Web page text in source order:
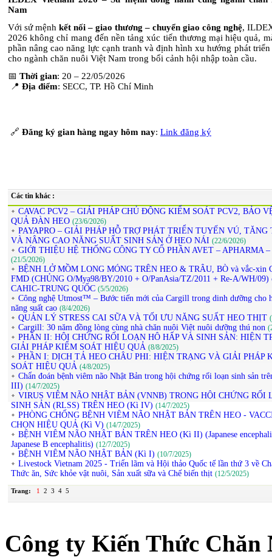
Nam
Với sứ mệnh kết nối – giao thương – chuyển giao công nghệ,
2026 không chỉ mang đến nền tảng xúc tiến thương mại hiệu quả,
phần nâng cao năng lực cạnh tranh và định hình xu hướng phát
cho ngành chăn nuôi Việt Nam trong bối cảnh hội nhập toàn cầu.
📅 Thời gian: 20 – 22/05/2026
📍 Địa điểm: SECC, TP. Hồ Chí Minh
🔗 Đăng ký gian hàng ngay hôm nay: Link đăng ký
Các tin khác :
CAVAC PCV2 – GIẢI PHÁP CHỦ ĐỘNG KIỂM SOÁT PCV2, BẢO
QUẢ ĐÀN HEO (23/6/2026)
PAYAPRO – GIẢI PHÁP HỖ TRỢ PHÁT TRIỂN TUYẾN VÚ, TĂNG
VÀ NÂNG CAO NĂNG SUẤT SINH SẢN Ở HEO NÁI (22/6/2026)
GIỚI THIỆU HỆ THỐNG CÔNG TY CỔ PHẦN AVET – APHARMA
(21/5/2026)
BỆNH LỞ MỒM LONG MÓNG TRÊN HEO & TRÂU, BÒ và vắc-xin
FMD (CHỦNG O/Mya98/BY/2010 + O/PanAsia/TZ/2011 + Re-A/WH/09)
CAHIC-TRUNG QUỐC (5/5/2026)
Công nghệ Utmost™ – Bước tiến mới của Cargill trong dinh dưỡng cho
năng suất cao (8/4/2026)
QUẢN LÝ STRESS CAI SỮA VÀ TỐI ƯU NĂNG SUẤT HEO THỊT
Cargill: 30 năm đồng lòng cùng nhà chăn nuôi Việt nuôi dưỡng thú non
PHẦN II: HỘI CHỨNG RỐI LOẠN HÔ HẤP VÀ SINH SẢN: HIỆN
GIẢI PHÁP KIỂM SOÁT HIỆU QUẢ (8/8/2025)
PHẦN I: DỊCH TẢ HEO CHÂU PHI: HIỆN TRẠNG VÀ GIẢI PHÁP
SOÁT HIỆU QUẢ (4/8/2025)
Chẩn đoán bệnh viêm não Nhật Bản trong hội chứng rối loạn sinh sản
III) (14/7/2025)
VIRUS VIÊM NÃO NHẬT BẢN (VNNB) TRONG HỘI CHỨNG RỐI
SINH SẢN (RLSS) TRÊN HEO (Kì IV) (14/7/2025)
PHÒNG CHỐNG BỆNH VIÊM NÃO NHẬT BẢN TRÊN HEO -
CHỌN HIỆU QUẢ (Kì V) (14/7/2025)
BỆNH VIÊM NÃO NHẬT BẢN TRÊN HEO (Kì II) (Japanese
Japanese B encephalitis) (12/7/2025)
BỆNH VIÊM NÃO NHẬT BẢN (Kì I) (10/7/2025)
Livestock Vietnam 2025 - Triển lãm và Hội thảo Quốc tế lần thứ 3 về
Thức ăn, Sức khỏe vật nuôi, Sản xuất sữa và Chế biến thịt (12/5/2025)
Trang: 1 2 3 4 5
Công ty Kiến Thức Chăn